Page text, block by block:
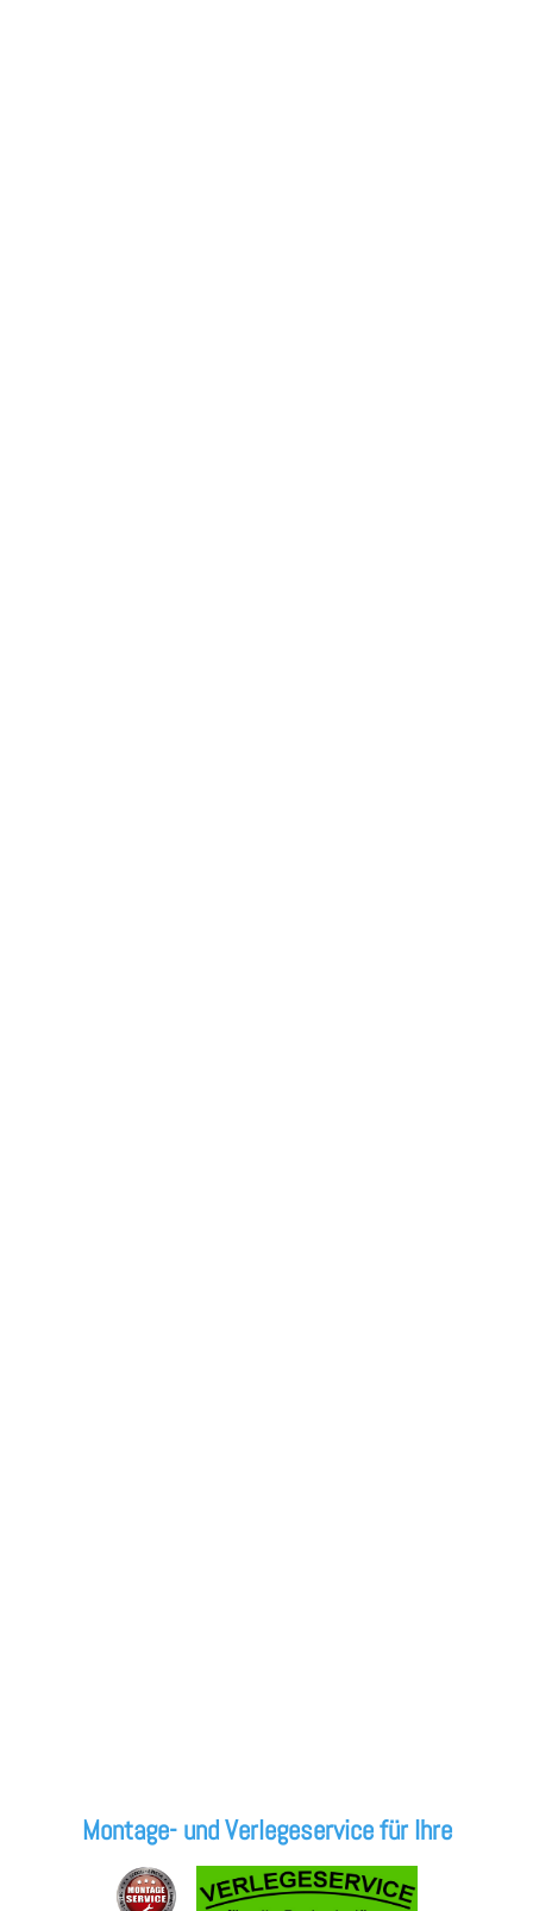
Montage- und Verlegeservice für Ihre